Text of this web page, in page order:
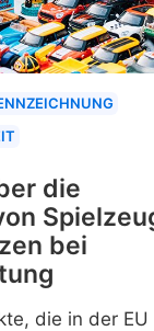
die
bei
die in der EU